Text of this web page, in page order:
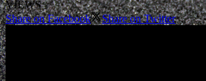
VIEWS
Share on Facebook
Share on Twitter